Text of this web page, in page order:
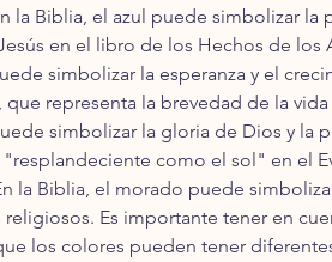
la Biblia, el azul puede simbolizar la
en el libro de los Hechos de los
simbolizar la esperanza y el
representa la brevedad de la vida
simbolizar la gloria de Dios y la
como el sol" en el
la Biblia, el morado puede
Es importante tener en
los colores pueden tener